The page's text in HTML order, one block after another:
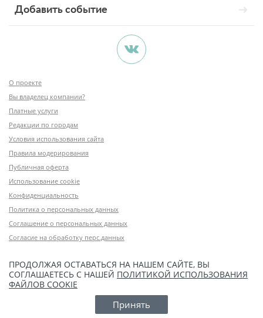
Добавить событие
О проекте
Вы владелец компании?
Платные услуги
Редакции по городам
Условия использования сайта
Правила модерирования
Публичная оферта
Использование cookie
Конфиденциальность
Политика о персональных данных
Соглашение о персональных данных
Согласие на обработку перс.данных
ПРОДОЛЖАЯ ОСТАВАТЬСЯ НА НАШЕМ САЙТЕ, ВЫ
СОГЛАШАЕТЕСЬ С НАШЕЙ ПОЛИТИКОЙ ИСПОЛЬЗОВАНИЯ
ФАЙЛОВ COOKIE
Принять